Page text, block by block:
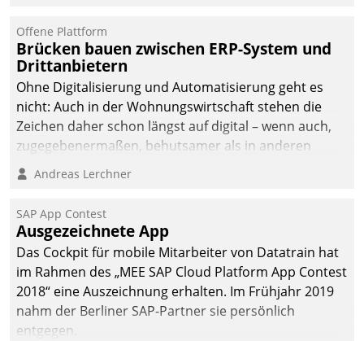
Offene Plattform
Brücken bauen zwischen ERP-System und
Drittanbietern
Ohne Digitalisierung und Automatisierung geht es
nicht: Auch in der Wohnungswirtschaft stehen die
Zeichen daher schon längst auf digital – wenn auch,
zugegebenermaßen, behutsamer als in anderen
Branchen.
Andreas Lerchner
SAP App Contest
Ausgezeichnete App
Das Cockpit für mobile Mitarbeiter von Datatrain hat
im Rahmen des „MEE SAP Cloud Platform App Contest
2018“ eine Auszeichnung erhalten. Im Frühjahr 2019
nahm der Berliner SAP-Partner sie persönlich
entgegen.